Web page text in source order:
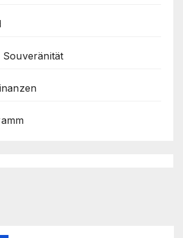
Souveränität